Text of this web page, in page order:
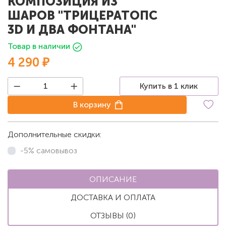
ШАРОВ "ТРИЦЕРАТОПС
3D И ДВА ФОНТАНА"
Товар в наличии
4 290 ₽
Купить в 1 клик
В корзину
Дополнительные скидки:
-5% самовывоз
ОПИСАНИЕ
ДОСТАВКА И ОПЛАТА
ОТЗЫВЫ (0)